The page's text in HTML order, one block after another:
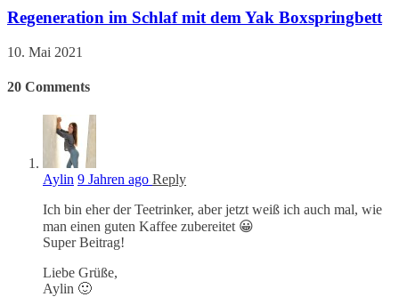
Regeneration im Schlaf mit dem Yak Boxspringbett
10. Mai 2021
20 Comments
Aylin 9 Jahren ago Reply
Ich bin eher der Teetrinker, aber jetzt weiß ich auch mal, wie
man einen guten Kaffee zubereitet 😀
Super Beitrag!
Liebe Grüße,
Aylin 🙂